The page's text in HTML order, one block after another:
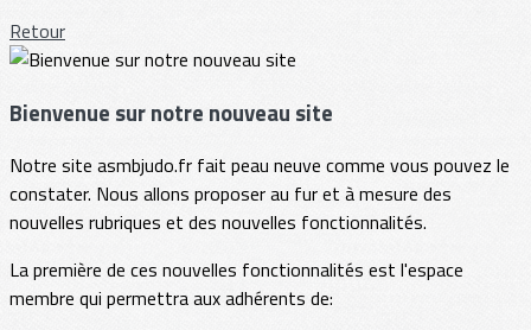
Retour
Bienvenue sur notre nouveau site
Notre site asmbjudo.fr fait peau neuve comme vous pouvez le
constater. Nous allons proposer au fur et à mesure des
nouvelles rubriques et des nouvelles fonctionnalités.
La première de ces nouvelles fonctionnalités est l'espace
membre qui permettra aux adhérents de: